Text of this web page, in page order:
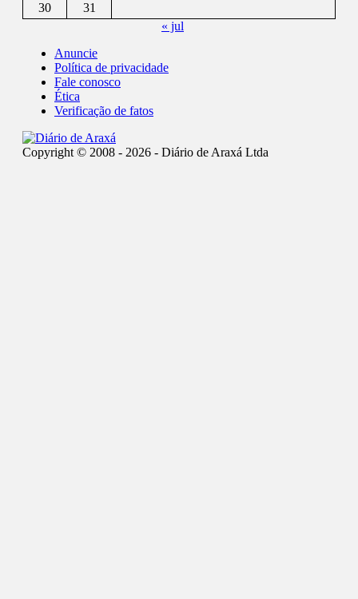
30
31
« jul
Anuncie
Política de privacidade
Fale conosco
Ética
Verificação de fatos
Copyright © 2008 - 2026 - Diário de Araxá Ltda